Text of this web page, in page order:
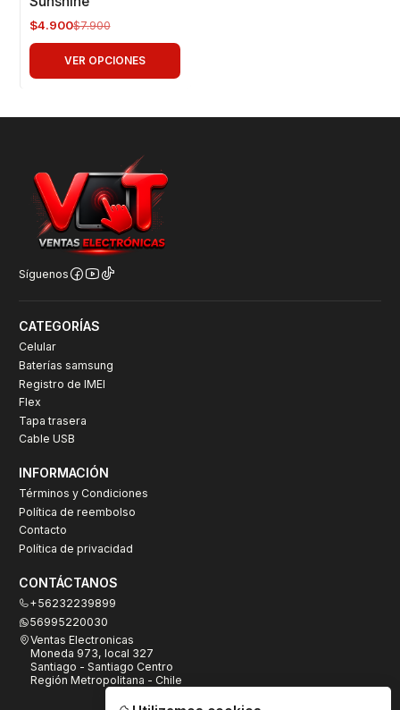
$4.900$7.900
VER OPCIONES
Síguenos
CATEGORÍAS
Celular
Baterías samsung
Registro de IMEI
Flex
Tapa trasera
Cable USB
INFORMACIÓN
Términos y Condiciones
Política de reembolso
Contacto
Política de privacidad
CONTÁCTANOS
+56232239899
56995220030
Ventas Electronicas
Moneda 973, local 327
Santiago - Santiago Centro
Región Metropolitana - Chile